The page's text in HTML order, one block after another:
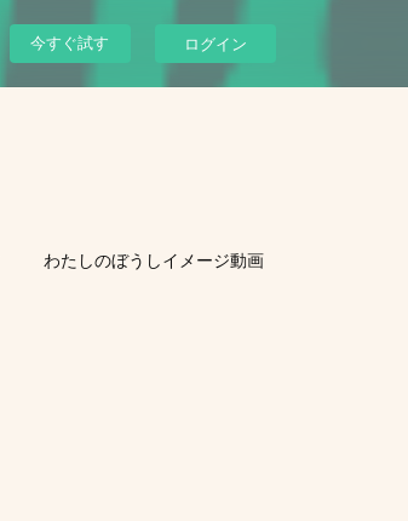
今すぐ試す ログイン
わたしのぼうしイメージ動画